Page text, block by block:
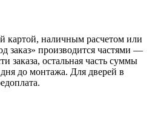
картой, наличным расчетом или
заказ» производится частями —
заказа, остальная часть суммы
дня до монтажа. Для дверей в